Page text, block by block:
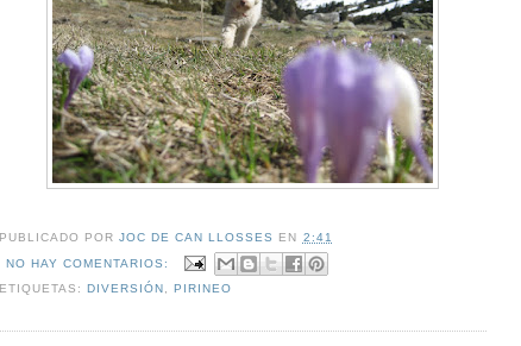
PUBLICADO PORJOC DE CAN LLOSSES EN 2:41
NO HAY COMENTARIOS:
ETIQUETAS: DIVERSIÓN , PIRINEO